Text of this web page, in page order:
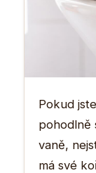
Pokud
pohodlně
vaně,
má své